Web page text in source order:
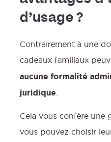
d’usage ?
Contrairement à une
cadeaux familiaux
aucune formalité
juridique
Cela vous confère une
vous pouvez choisir